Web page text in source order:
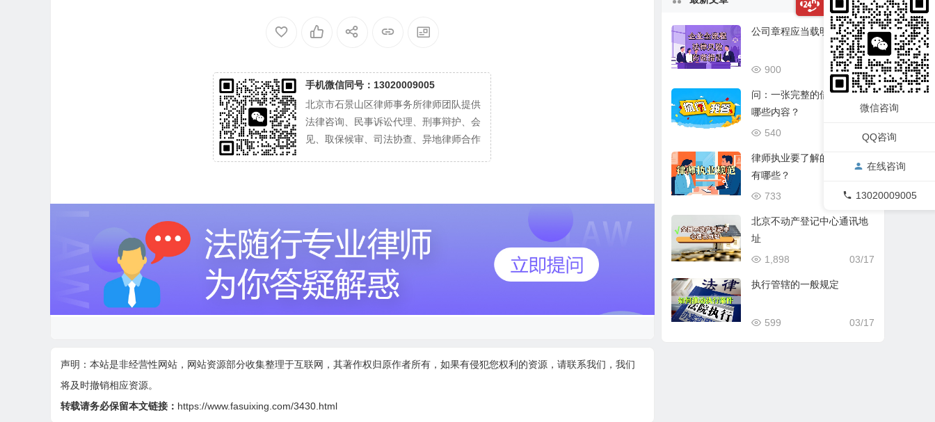
手机微信同号：13020009005
北京市石景山区律师事务所律师团队提供
法律咨询、民事诉讼代理、刑事辩护、会
见、取保候审、司法协查、异地律师合作
声明：本站是非经营性网站，网站资源部分收集整理于互联网，其著作权归原作者所有，如果有侵犯您权利的资源，请联系我们，我们
将及时撤销相应资源。
转载请务必保留本文链接： https://www.fasuixing.com/3430.html
公司章程应当载明的事项
03/17
900
问：一张完整的借条应该有
哪些内容？
03/17
540
律师执业要了解的基本规范
有哪些？
03/17
733
北京不动产登记中心通讯地
址
03/17
1,898
执行管辖的一般规定
03/17
599
微信咨询
QQ咨询
在线咨询
13020009005